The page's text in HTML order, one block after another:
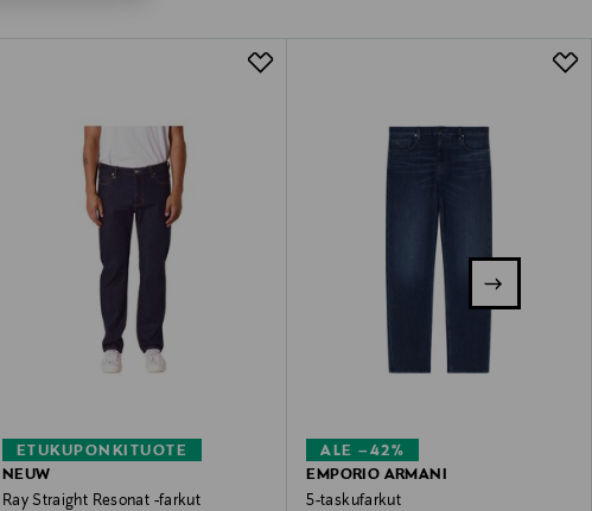
ETUKUPONKITUOTE
NEUW
Ray Straight Resonat -farkut
ALE –42%
EMPORIO ARMANI
5-taskufarkut